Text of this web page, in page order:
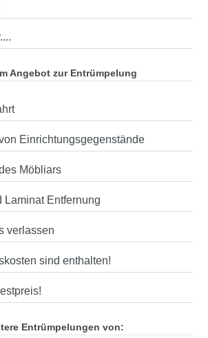
Angebot zur Entrümpelung
Einrichtungsgegenstände
Möbliars
Laminat Entfernung
verlassen
sind enthalten!
Entrümpelungen von: